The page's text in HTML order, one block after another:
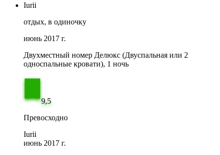
Iurii
отдых, в одиночку
июнь 2017 г.
Двухместный номер Делюкс (Двуспальная или 2
односпальные кровати), 1 ночь
9,5
Превосходно
Iurii
июнь 2017 г.